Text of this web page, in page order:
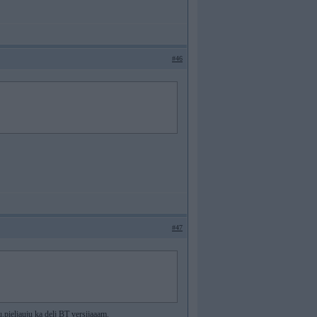
#46
#47
ka delj BT versijaaam.